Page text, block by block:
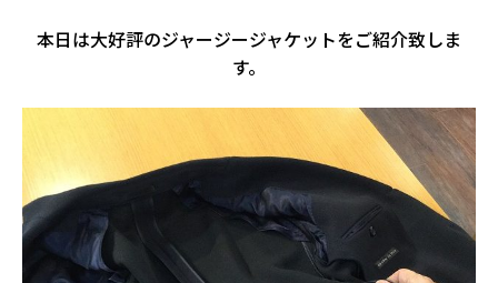
本日は大好評のジャージージャケットをご紹介致しま
す。